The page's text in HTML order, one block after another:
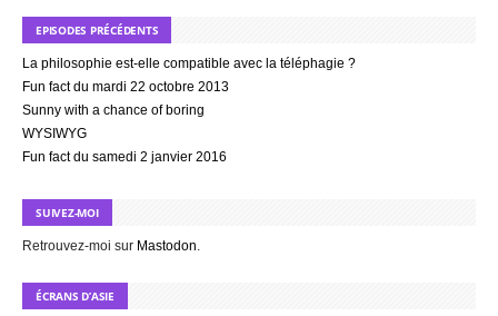
EPISODES PRÉCÉDENTS
La philosophie est-elle compatible avec la téléphagie ?
Fun fact du mardi 22 octobre 2013
Sunny with a chance of boring
WYSIWYG
Fun fact du samedi 2 janvier 2016
SUIVEZ-MOI
Retrouvez-moi sur Mastodon
ÉCRANS D’ASIE